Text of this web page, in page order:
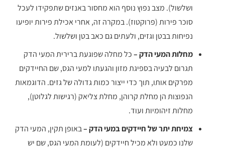
ושלשול). מצב נפוץ נוסף הוא מחסור באנזים שתפקידו לעכל
סוכר פירות (פרוקטוז). במקרה זה, אחרי אכילת פירות יופיעו
נפיחות בבטן וגזים, ולעתים גם כאב בטן ושלשול.
מחלות המעי הדק –כל מחלה שפוגעת ברירית המעי הדק
תגרום לבעיה בספיגת מזון והגעתו למעי הגס, שם החיידקים
מפרקים אותו, תוך כדי ייצור כמות גדולה של גזים. הדוגמאות
הנפוצות הן מחלת קרוהן, מחלת צליאק (רגישות לגלוטן),
מחלות זיהומיות ועוד.
צמיחת יתר של חיידקים במעי הדק –באופן תקין, המעי הדק
שלנו כמעט ולא מכיל חיידקים (לעומת המעי הגס, שם יש